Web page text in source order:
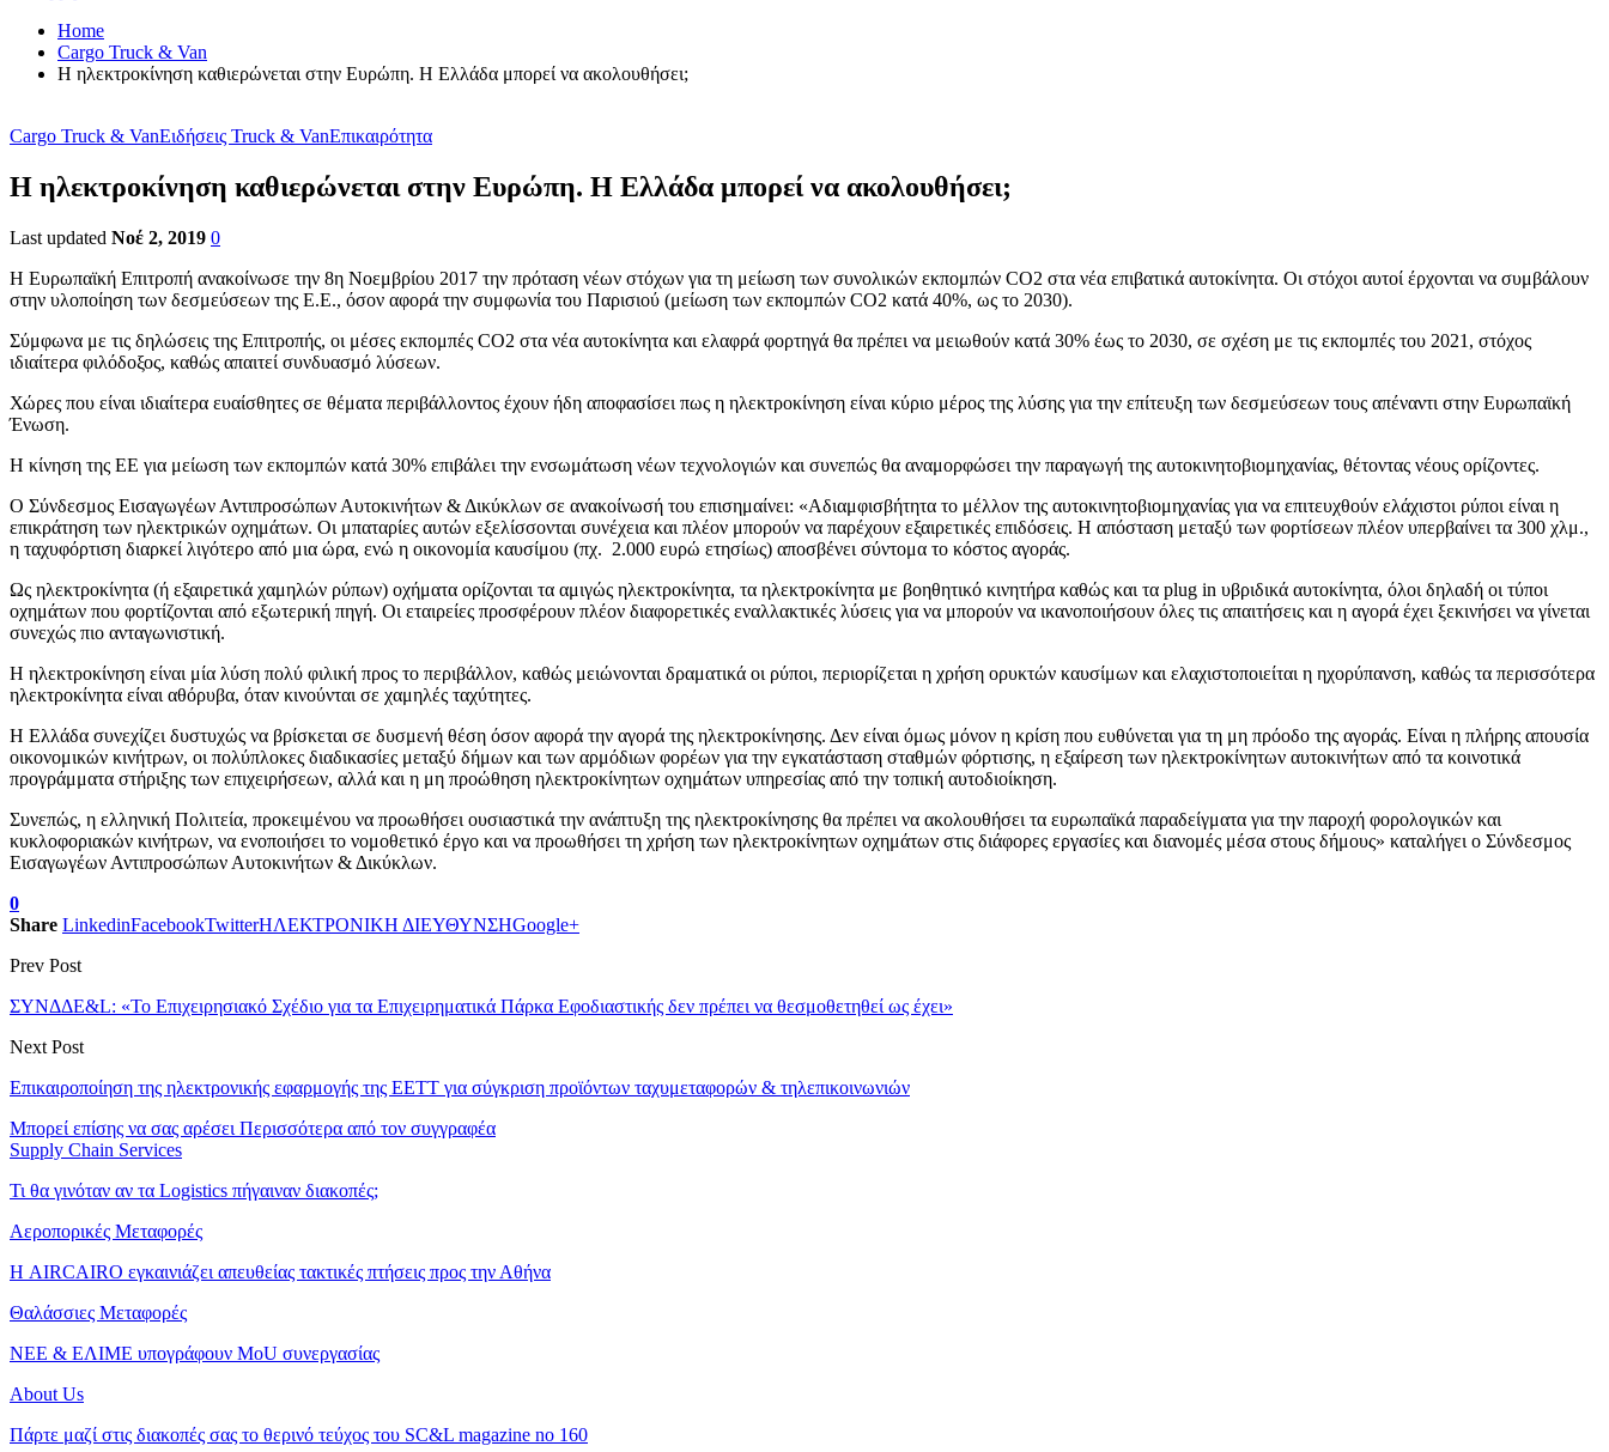
Home
Cargo Truck & Van
Η ηλεκτροκίνηση καθιερώνεται στην Ευρώπη. Η Ελλάδα μπορεί να ακολουθήσει;
Cargo Truck & VanΕιδήσεις Truck & VanΕπικαιρότητα
Η ηλεκτροκίνηση καθιερώνεται στην Ευρώπη. Η Ελλάδα μπορεί να ακολουθήσει;
Last updated Νοέ 2, 2019 0
Η Ευρωπαϊκή Επιτροπή ανακοίνωσε την 8η Νοεμβρίου 2017 την πρόταση νέων στόχων για τη μείωση των συνολικών εκπομπών CO2 στα νέα επιβατικά αυτοκίνητα. Οι στόχοι αυτοί έρχονται να συμβάλουν
στην υλοποίηση των δεσμεύσεων της Ε.Ε., όσον αφορά την συμφωνία του Παρισιού (μείωση των εκπομπών CO2 κατά 40%, ως το 2030).
Σύμφωνα με τις δηλώσεις της Επιτροπής, οι μέσες εκπομπές CO2 στα νέα αυτοκίνητα και ελαφρά φορτηγά θα πρέπει να μειωθούν κατά 30% έως το 2030, σε σχέση με τις εκπομπές του 2021, στόχος
ιδιαίτερα φιλόδοξος, καθώς απαιτεί συνδυασμό λύσεων.
Χώρες που είναι ιδιαίτερα ευαίσθητες σε θέματα περιβάλλοντος έχουν ήδη αποφασίσει πως η ηλεκτροκίνηση είναι κύριο μέρος της λύσης για την επίτευξη των δεσμεύσεων τους απέναντι στην Ευρωπαϊκή
Ένωση.
Η κίνηση της ΕΕ για μείωση των εκπομπών κατά 30% επιβάλει την ενσωμάτωση νέων τεχνολογιών και συνεπώς θα αναμορφώσει την παραγωγή της αυτοκινητοβιομηχανίας, θέτοντας νέους ορίζοντες.
Ο Σύνδεσμος Εισαγωγέων Αντιπροσώπων Αυτοκινήτων & Δικύκλων σε ανακοίνωσή του επισημαίνει: «Αδιαμφισβήτητα το μέλλον της αυτοκινητοβιομηχανίας για να επιτευχθούν ελάχιστοι ρύποι είναι η
επικράτηση των ηλεκτρικών οχημάτων. Οι μπαταρίες αυτών εξελίσσονται συνέχεια και πλέον μπορούν να παρέχουν εξαιρετικές επιδόσεις. Η απόσταση μεταξύ των φορτίσεων πλέον υπερβαίνει τα 300 χλμ.,
η ταχυφόρτιση διαρκεί λιγότερο από μια ώρα, ενώ η οικονομία καυσίμου (πχ. 2.000 ευρώ ετησίως) αποσβένει σύντομα το κόστος αγοράς.
Ως ηλεκτροκίνητα (ή εξαιρετικά χαμηλών ρύπων) οχήματα ορίζονται τα αμιγώς ηλεκτροκίνητα, τα ηλεκτροκίνητα με βοηθητικό κινητήρα καθώς και τα plug in υβριδικά αυτοκίνητα, όλοι δηλαδή οι τύποι
οχημάτων που φορτίζονται από εξωτερική πηγή. Οι εταιρείες προσφέρουν πλέον διαφορετικές εναλλακτικές λύσεις για να μπορούν να ικανοποιήσουν όλες τις απαιτήσεις και η αγορά έχει ξεκινήσει να γίνεται
συνεχώς πιο ανταγωνιστική.
Η ηλεκτροκίνηση είναι μία λύση πολύ φιλική προς το περιβάλλον, καθώς μειώνονται δραματικά οι ρύποι, περιορίζεται η χρήση ορυκτών καυσίμων και ελαχιστοποιείται η ηχορύπανση, καθώς τα περισσότερα
ηλεκτροκίνητα είναι αθόρυβα, όταν κινούνται σε χαμηλές ταχύτητες.
Η Ελλάδα συνεχίζει δυστυχώς να βρίσκεται σε δυσμενή θέση όσον αφορά την αγορά της ηλεκτροκίνησης. Δεν είναι όμως μόνον η κρίση που ευθύνεται για τη μη πρόοδο της αγοράς. Είναι η πλήρης απουσία
οικονομικών κινήτρων, οι πολύπλοκες διαδικασίες μεταξύ δήμων και των αρμόδιων φορέων για την εγκατάσταση σταθμών φόρτισης, η εξαίρεση των ηλεκτροκίνητων αυτοκινήτων από τα κοινοτικά
προγράμματα στήριξης των επιχειρήσεων, αλλά και η μη προώθηση ηλεκτροκίνητων οχημάτων υπηρεσίας από την τοπική αυτοδιοίκηση.
Συνεπώς, η ελληνική Πολιτεία, προκειμένου να προωθήσει ουσιαστικά την ανάπτυξη της ηλεκτροκίνησης θα πρέπει να ακολουθήσει τα ευρωπαϊκά παραδείγματα για την παροχή φορολογικών και
κυκλοφοριακών κινήτρων, να ενοποιήσει το νομοθετικό έργο και να προωθήσει τη χρήση των ηλεκτροκίνητων οχημάτων στις διάφορες εργασίες και διανομές μέσα στους δήμους» καταλήγει ο Σύνδεσμος
Εισαγωγέων Αντιπροσώπων Αυτοκινήτων & Δικύκλων.
0
Share LinkedinFacebookTwitterΗΛΕΚΤΡΟΝΙΚΗ ΔΙΕΥΘΥΝΣΗGoogle+
Prev Post
ΣΥΝΔΔΕ&L: «Το Επιχειρησιακό Σχέδιο για τα Επιχειρηματικά Πάρκα Εφοδιαστικής δεν πρέπει να θεσμοθετηθεί ως έχει»
Next Post
Επικαιροποίηση της ηλεκτρονικής εφαρμογής της ΕΕΤΤ για σύγκριση προϊόντων ταχυμεταφορών & τηλεπικοινωνιών
Μπορεί επίσης να σας αρέσει Περισσότερα από τον συγγραφέα
Supply Chain Services
Τι θα γινόταν αν τα Logistics πήγαιναν διακοπές;
Αεροπορικές Μεταφορές
Η AIRCAIRO εγκαινιάζει απευθείας τακτικές πτήσεις προς την Αθήνα
Θαλάσσιες Μεταφορές
ΝΕΕ & ΕΛΙΜΕ υπογράφουν MoU συνεργασίας
About Us
Πάρτε μαζί στις διακοπές σας το θερινό τεύχος του SC&L magazine no 160